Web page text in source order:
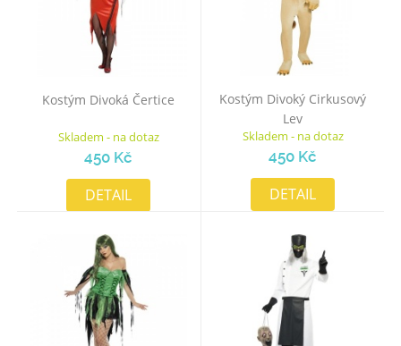
Kostým Divoká Čertice
Skladem - na dotaz
450 Kč
DETAIL
Kostým Divoký Cirkusový
Lev
Skladem - na dotaz
450 Kč
DETAIL